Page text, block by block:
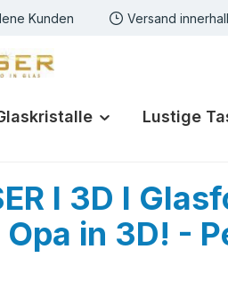
springen
Kunden Versand
Lustige
I 3D I
in 3D! -